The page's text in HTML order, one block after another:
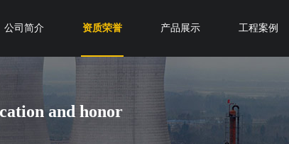
公司简介 资质荣誉 产品展示 工程案例
and honor